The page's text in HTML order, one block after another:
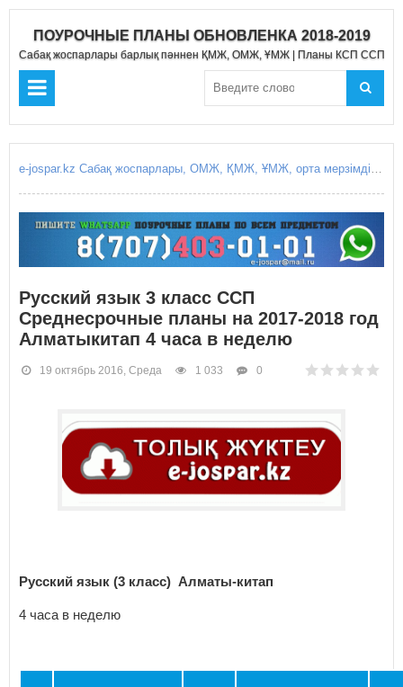
ПОУРОЧНЫЕ ПЛАНЫ ОБНОВЛЕНКА 2018-2019
Сабақ жоспарлары барлық пәннен ҚМЖ, ОМЖ, ҰМЖ | Планы КСП ССП
e-jospar.kz Сабақ жоспарлары, ОМЖ, ҚМЖ, ҰМЖ, орта мерзімді жоспарлары, қысқа мерзімді жоспарлары, күнделікті сабақ жоспарлары, Поурочные планы, КСП, ССП, среднесрочное планирование, краткосрочные планирование, краткосрочный план, среднесрочный план, поурочные планы уроков, ежоспар.кз, ejospar.kz
Русский язык 3 класс ССП
Среднесрочные планы на 2017-2018 год
Алматыкитап 4 часа в неделю
19 октябрь 2016, Среда 1 033 0
Русский язык (3 класс) Алматы-китап
4 часа в неделю